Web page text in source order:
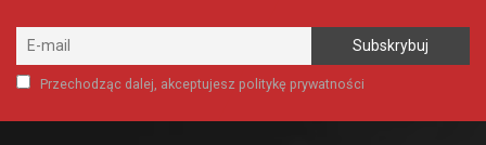
Przechodząc dalej, akceptujesz politykę prywatności